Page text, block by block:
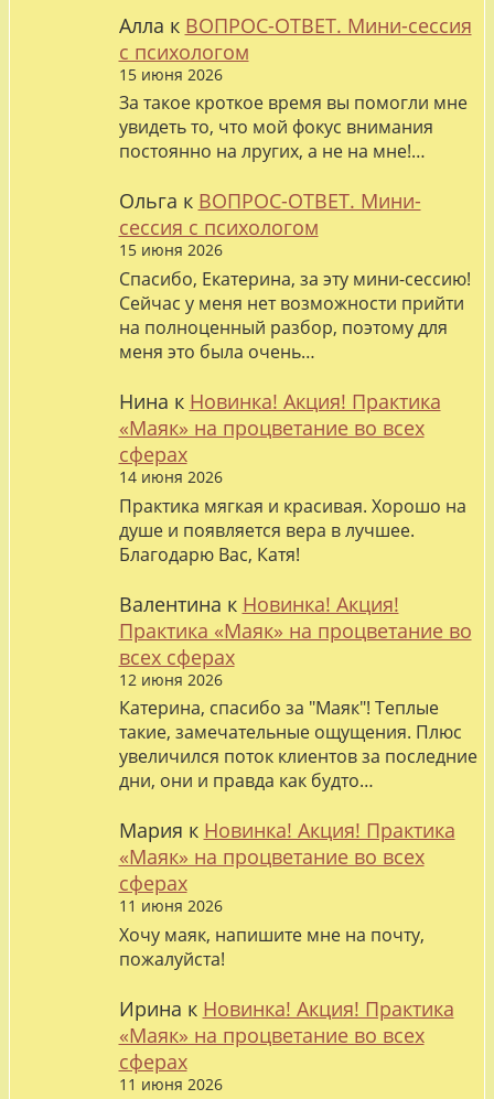
Алла к ВОПРОС-ОТВЕТ. Мини-сессия
с психологом
15 июня 2026
За такое кроткое время вы помогли мне
увидеть то, что мой фокус внимания
постоянно на лругих, а не на мне!…
Ольга к ВОПРОС-ОТВЕТ. Мини-
сессия с психологом
15 июня 2026
Спасибо, Екатерина, за эту мини-сессию!
Сейчас у меня нет возможности прийти
на полноценный разбор, поэтому для
меня это была очень…
Нина к Новинка! Акция! Практика
«Маяк» на процветание во всех
сферах
14 июня 2026
Практика мягкая и красивая. Хорошо на
душе и появляется вера в лучшее.
Благодарю Вас, Катя!
Валентина к Новинка! Акция!
Практика «Маяк» на процветание во
всех сферах
12 июня 2026
Катерина, спасибо за "Маяк"! Теплые
такие, замечательные ощущения. Плюс
увеличился поток клиентов за последние
дни, они и правда как будто…
Мария к Новинка! Акция! Практика
«Маяк» на процветание во всех
сферах
11 июня 2026
Хочу маяк, напишите мне на почту,
пожалуйста!
Ирина к Новинка! Акция! Практика
«Маяк» на процветание во всех
сферах
11 июня 2026